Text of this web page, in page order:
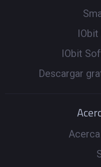
IObit
Descargar